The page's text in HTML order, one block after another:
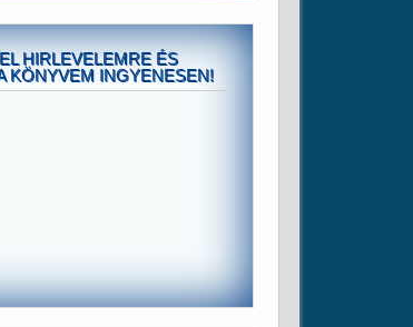
HIRLEVELEMRE ÉS
KÖNYVEM INGYENESEN!